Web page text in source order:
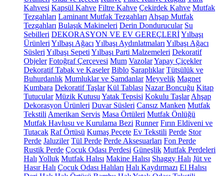
Kahvesi Kapsül Kahve Filtre Kahve Çekirdek Kahve Mutfak
Tezgahları Laminant Mutfak Tezgahları Ahşap Mutfak
Tezgahları Bulaşık Makineleri Derin Dondurucular Su
Sebilleri DEKORASYON VE EV GEREÇLERİYılbaşı
Ürünleri Yılbaşı Ağacı Yılbaşı Aydınlatmaları Yılbaşı Ağacı
Süsleri Yılbaşı Sepeti Yılbaşı Parti Malzemeleri Dekoratif
Objeler Fotoğraf Çerçevesi Mum VazolarYapay Çiçekler
Dekoratif Tabak ve Kaseler Biblo Şaraplıklar Tütsülük ve
Buhurdanlık Mumluklar ve Şamdanlar Meyvelik Magnet
Kumbara Dekoratif Taşlar Kül Tablası Nazar Boncuğu Kitap
Tutucular Müzik Kutusu Yatak Tepsisi Kokulu Taşlar Ahşap
Dekorasyon Ürünleri Duvar Süsleri Cansız Manken Mutfak
Tekstili Amerikan Servis Masa Örtüleri Mutfak Önlüğü
Mutfak Havlusu ve Kurulama Bezi Runner Fırın Eldiveni ve
Tutacak Raf Örtüsü Kumaş Peçete Ev Tekstili Perde Stor
Perde Jaluziler Tül Perde Perde Aksesuarları Fon Perde
Rustik Perde Çocuk Odası Perdesi Güneşlik Mutfak Perdeleri
Halı Yolluk Mutfak Halısı Makine Halısı Shaggy Halı Jüt ve
Hasır Halı Çocuk Odası Halıları Halı Kaydırmazı El Halısı